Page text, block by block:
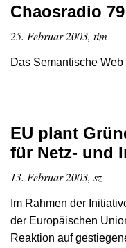
Chaosradio 79
25. Februar 2003, tim
Das Semantische Web
EU plant
für Netz- und
13. Februar 2003, sz
Im Rahmen der
der Europäischen
Reaktion auf